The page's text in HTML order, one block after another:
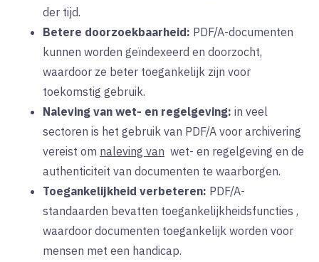
der tijd.
Betere doorzoekbaarheid: PDF/A-documenten
kunnen worden geïndexeerd en doorzocht,
waardoor ze beter toegankelijk zijn voor
toekomstig gebruik.
Naleving van wet- en regelgeving: in veel
sectoren is het gebruik van PDF/A voor archivering
vereist om naleving van wet- en regelgeving en de
authenticiteit van documenten te waarborgen.
Toegankelijkheid verbeteren: PDF/A-
standaarden bevatten toegankelijkheidsfuncties ,
waardoor documenten toegankelijk worden voor
mensen met een handicap.